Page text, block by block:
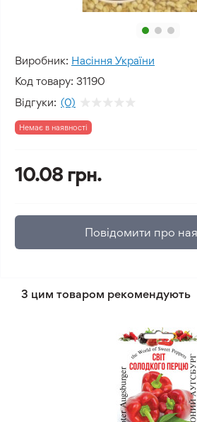
Виробник: Насіння України
Код товару: 31190
Відгуки: (0)
Немає в наявності
10.08 грн.
Повідомити про
З цим товаром рекомендують